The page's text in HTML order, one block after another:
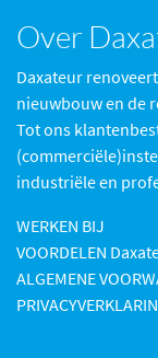
Over
Daxateur
nieuwbouw en de
Tot ons
industriële en
WERKEN BIJ
VOORDELEN
ALGEMENE